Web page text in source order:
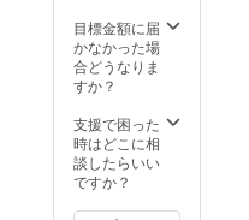
賞味期
限約6ヶ
月
目標金額に届
かなかった場
合どうなりま
すか？
支援で困った
時はどこに相
談したらいい
ですか？